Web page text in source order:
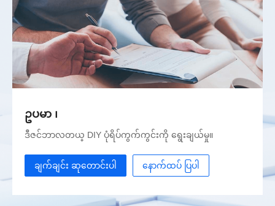
ဥပမာ ၊
ဒီဇင်ဘာလတယ္ DIY ပုံရိပ်ကွက်ကွင်းကို ရွေးချယ်မှု။
ချက်ချင်း ဆုတောင်းပါ နောက်ထပ် ပြပါ